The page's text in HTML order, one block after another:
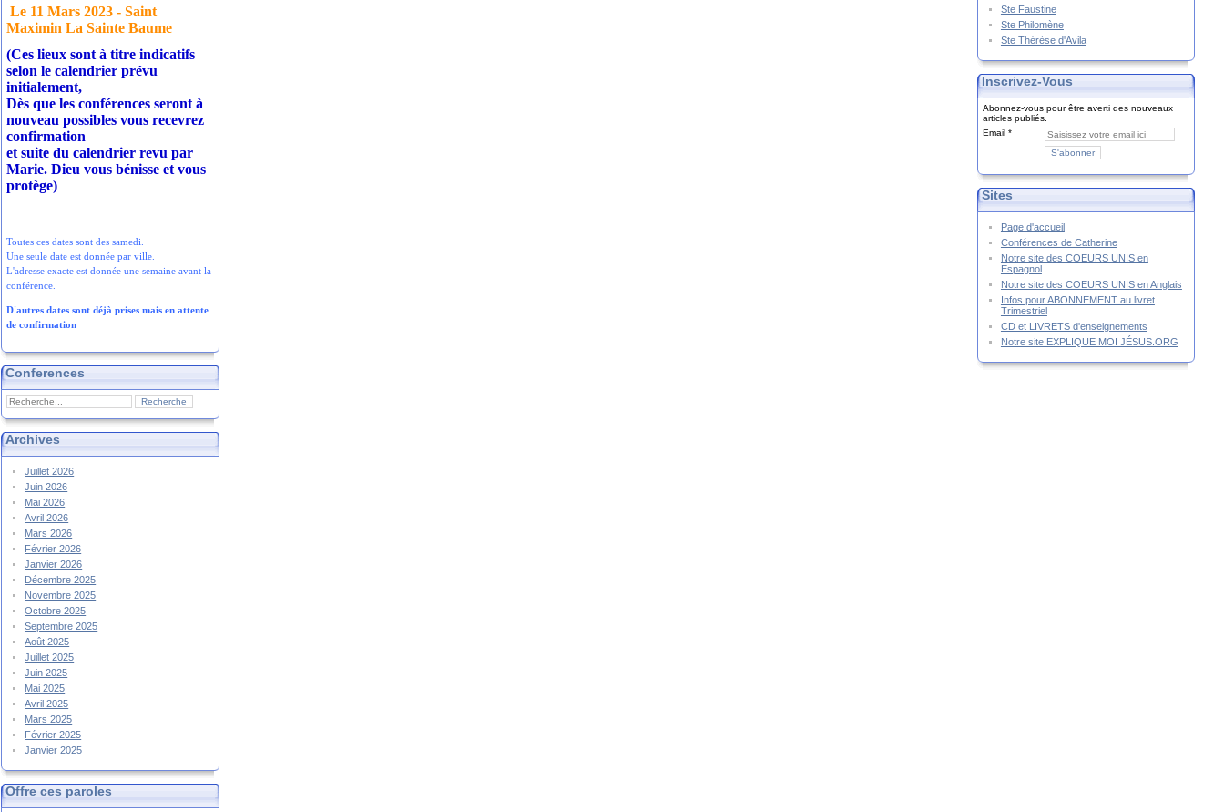
Le 11 Mars 2023 - Saint
Maximin La Sainte Baume
(Ces lieux sont à titre indicatifs
selon le calendrier prévu
initialement,
Dès que les conférences seront à
nouveau possibles vous recevrez
confirmation
et suite du calendrier revu par
Marie. Dieu vous bénisse et vous
protège)
Toutes ces dates sont des samedi.
Une seule date est donnée par ville.
L'adresse exacte est donnée une semaine avant la
conférence.
D'autres dates sont déjà prises mais en attente
de confirmation
Conferences
Archives
Juillet 2026
Juin 2026
Mai 2026
Avril 2026
Mars 2026
Février 2026
Janvier 2026
Décembre 2025
Novembre 2025
Octobre 2025
Septembre 2025
Août 2025
Juillet 2025
Juin 2025
Mai 2025
Avril 2025
Mars 2025
Février 2025
Janvier 2025
Offre ces paroles
Ste Faustine
Ste Philomène
Ste Thérèse d'Avila
Inscrivez-Vous
Abonnez-vous pour être averti des nouveaux
articles publiés.
Email
Sites
Page d'accueil
Conférences de Catherine
Notre site des COEURS UNIS en
Espagnol
Notre site des COEURS UNIS en Anglais
Infos pour ABONNEMENT au livret
Trimestriel
CD et LIVRETS d'enseignements
Notre site EXPLIQUE MOI JÉSUS.ORG